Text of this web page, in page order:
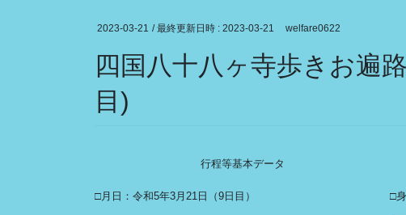
2023-03-21 / 最終更新日時 : 2023-03-21 welfare0622
四国八十八ヶ寺歩きお遍
目)
行程等基本データ
□月日：令和5年3月21日（9日目） □